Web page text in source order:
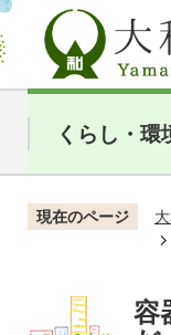
くらし・環
現在のページ
容